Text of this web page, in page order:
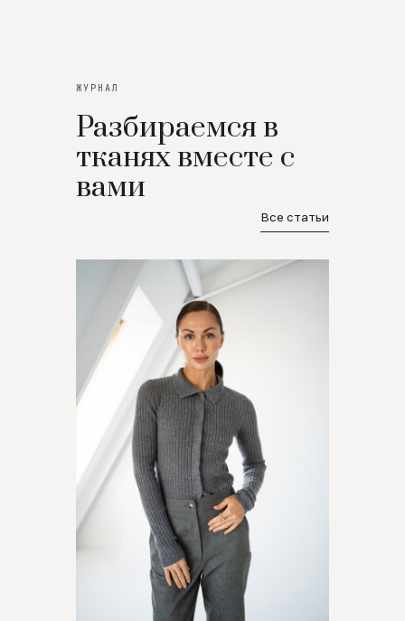
ЖУРНАЛ
Разбираемся в
тканях вместе с
вами
Все статьи